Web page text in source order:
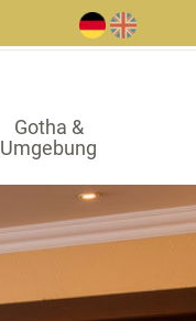
Gotha &
Umgebung